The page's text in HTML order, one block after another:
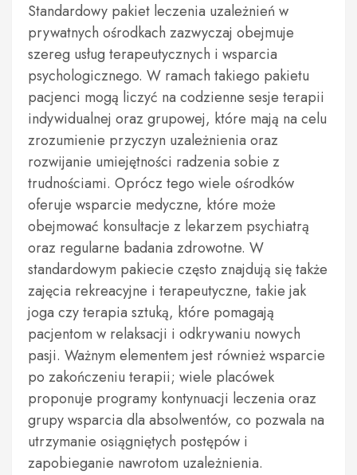
Standardowy pakiet leczenia uzależnień w
prywatnych ośrodkach zazwyczaj obejmuje
szereg usług terapeutycznych i wsparcia
psychologicznego. W ramach takiego pakietu
pacjenci mogą liczyć na codzienne sesje terapii
indywidualnej oraz grupowej, które mają na celu
zrozumienie przyczyn uzależnienia oraz
rozwijanie umiejętności radzenia sobie z
trudnościami. Oprócz tego wiele ośrodków
oferuje wsparcie medyczne, które może
obejmować konsultacje z lekarzem psychiatrą
oraz regularne badania zdrowotne. W
standardowym pakiecie często znajdują się także
zajęcia rekreacyjne i terapeutyczne, takie jak
joga czy terapia sztuką, które pomagają
pacjentom w relaksacji i odkrywaniu nowych
pasji. Ważnym elementem jest również wsparcie
po zakończeniu terapii; wiele placówek
proponuje programy kontynuacji leczenia oraz
grupy wsparcia dla absolwentów, co pozwala na
utrzymanie osiągniętych postępów i
zapobieganie nawrotom uzależnienia.